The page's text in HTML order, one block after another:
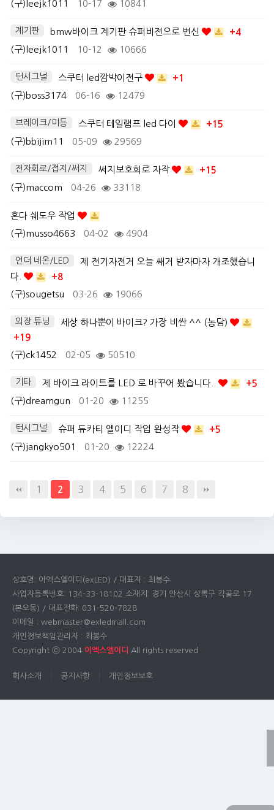
(구)leejk1011
10-17 10841
계기판 bmw바이크 계기판 슈퍼비젼으로 변신
+4
(구)leejk1011
10-12 10666
턴시그널 스쿠터 led깜박이전구
+1
(구)boss3174
06-16 12479
브레이크/미등 스쿠터 테일램프 led 다이
+15
(구)bbijim11
05-09 29569
전자회로/접지/써지 써지보호회로 자작
+15
(구)maccom
04-26 33118
혼다 쉐도우 작업
(구)musso4663
04-02 4904
언더 네온/LED
제 전기자전거 오늘 쌔거 받자마자 개조했습니
다.
+8
(구)sougetsu
03-26 19066
외장 튜닝
세상 하나뿐이 바이크? 가장 비싼 ^^ (농담)
+19
(구)ck1452
02-05 50510
기타 제 바이크 라이트를 LED 로 바꾸어 봤습니다..
+5
(구)dreamgun
01-20 11255
턴시그널 슈퍼 듀카티 엘이디 작업 완성작
+5
(구)jangkyo501
01-20 12224
1 2 3 4 5 6 7 8
상호명: 이엑스엘이디(exLED) / 대표자 : 최봉수
사업자등록번호: 134-33-18102 소재지: 경기 안산시 상록구 각골로 17
(본오동) / 대표전화: 031-520-7828
이메일 : webmaster@exledmall.com
개인정보책임관리자 : 최봉수
Copyright ⓒ 2004 이엑스엘이디 All rights reserved
회사소개 공지사항 개인정보보호